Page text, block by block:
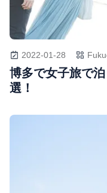
2022-01-28
博多で女子旅で
選！